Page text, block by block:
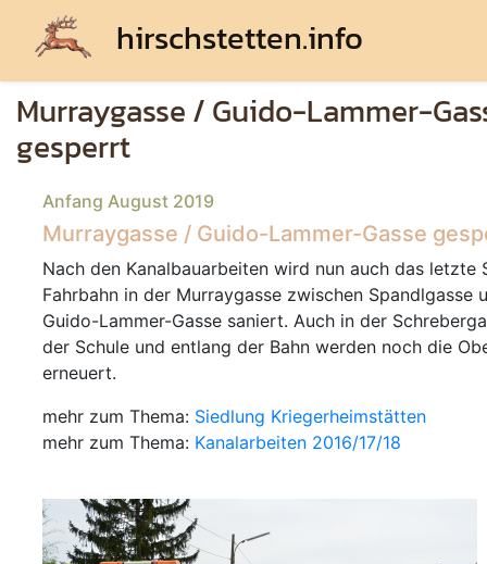
hirschstetten.info
Murraygasse / Guido-Lammer-
gesperrt
Anfang August 2019
Murraygasse / Guido-Lammer-Gasse
Nach den Kanalbauarbeiten wird nun auch das letzte
Fahrbahn in der Murraygasse zwischen Spandlgasse
Guido-Lammer-Gasse saniert. Auch in der
der Schule und entlang der Bahn werden noch die
erneuert.
mehr zum Thema: Siedlung Kriegerheimstätten
mehr zum Thema: Kanalarbeiten 2016/17/18